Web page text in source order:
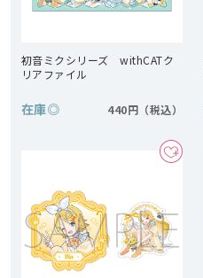
初音ミクシリーズ withCATク
リアファイル
在庫◎ 440円